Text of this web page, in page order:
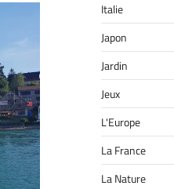
Italie
Japon
Jardin
Jeux
L'Europe
La France
La Nature